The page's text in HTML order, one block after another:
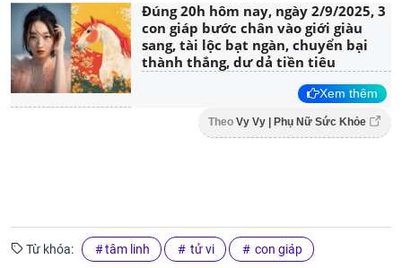
Đúng 20h hôm nay, ngày 2/9/2025, 3
con giáp bước chân vào giới giàu
sang, tài lộc bạt ngàn, chuyển bại
thành thắng, dư dả tiền tiêu
Xem thêm
Theo Vy Vy | Phụ Nữ Sức Khỏe
Từ khóa: tâm linh tử vi con giáp